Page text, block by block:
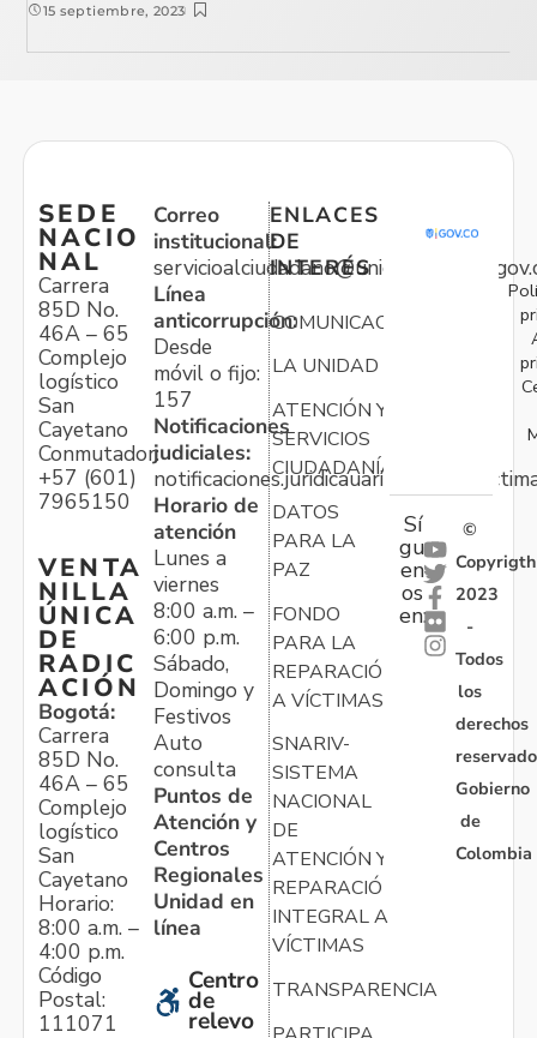
15 septiembre, 2023
SEDE
NACIO
NAL
Carrera
85D No.
46A – 65
Complejo
logístico
San
Cayetano
Conmutador:
+57 (601)
7965150
VENTA
NILLA
ÚNICA
DE
RADIC
ACIÓN
Bogotá:
Carrera
85D No.
46A – 65
Complejo
logístico
San
Cayetano
Horario:
8:00 a.m. –
4:00 p.m.
Código
Postal:
111071
Correo
institucional:
Línea
anticorrupción:
Desde
móvil o fijo:
157
Notificaciones
judiciales:
Horario de
atención
Lunes a
viernes
8:00 a.m. –
6:00 p.m.
Sábado,
Domingo y
Festivos
Auto
consulta
Puntos de
Atención y
Centros
Regionales
Unidad en
línea
Centro
de
relevo
ENLACES
DE
INTERÉS
COMUNICACIONES
LA UNIDAD
ATENCIÓN Y
SERVICIOS
CIUDADANÍA
DATOS
PARA LA
PAZ
FONDO
PARA LA
REPARACIÓN
A VÍCTIMAS
SNARIV-
SISTEMA
NACIONAL
DE
ATENCIÓN Y
REPARACIÓN
INTEGRAL A
VÍCTIMAS
TRANSPARENCIA
Sí
gu
en
os
en:
©
Copyrigth
2023
-
Todos
los
derechos
Gobierno
de
Colombia